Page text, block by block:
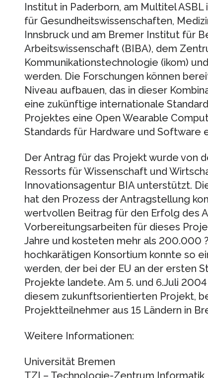
Institut in Paderborn, am Multitel
für Gesundheitswissenschaften,
Innsbruck und am Bremer Institut für
Arbeitswissenschaft (BIBA), dem
Kommunikationstechnologie (ikom)
werden. Die Forschungen können
Niveau aufbauen, das in dieser
eine zukünftige internationale
Projektes eine Open Wearable
Standards für Hardware und Software
Der Antrag für das Projekt wurde von
Ressorts für Wissenschaft und
Innovationsagentur BIA unterstützt.
hat den Prozess der Antragstellung
wertvollen Beitrag für den Erfolg des
Vorbereitungsarbeiten für dieses
Jahre und kosteten mehr als 200.000
hochkarätigen Konsortium konnte so
werden, der bei der EU an der ersten
Projekte landete. Am 5. und 6.Juli
diesem zukunftsorientierten Projekt,
Projektteilnehmer aus 15 Ländern in
Weitere Informationen:
Universität Bremen